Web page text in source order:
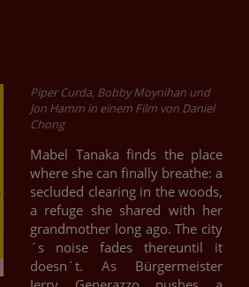
Piper Curda, Bobby Moynihan und
Jon Hamm in einem Film von Daniel
Chong
Mabel Tanaka finds the place
where she can finally breathe: a
secluded clearing in the woods,
a refuge she shared with her
grandmother long ago. The city
´s noise fades thereuntil it
doesn´t. As Bürgermeister